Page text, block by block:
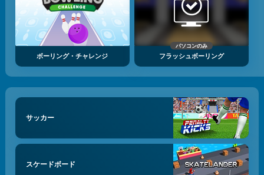
ボーリング・チャレンジ
パソコンのみ
フラッシュボーリング
サッカー
スケードボード